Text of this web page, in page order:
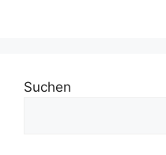
Suchen